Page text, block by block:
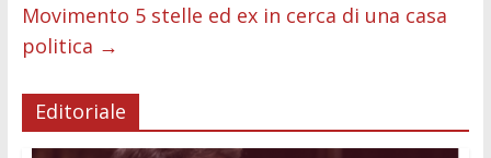
Movimento 5 stelle ed ex in cerca di una casa
politica →
Editoriale